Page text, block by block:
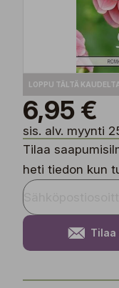
LOPPU TÄLTÄ
6,95 €
sis. alv. myynti
Tilaa
heti tiedon kun
Tilaa